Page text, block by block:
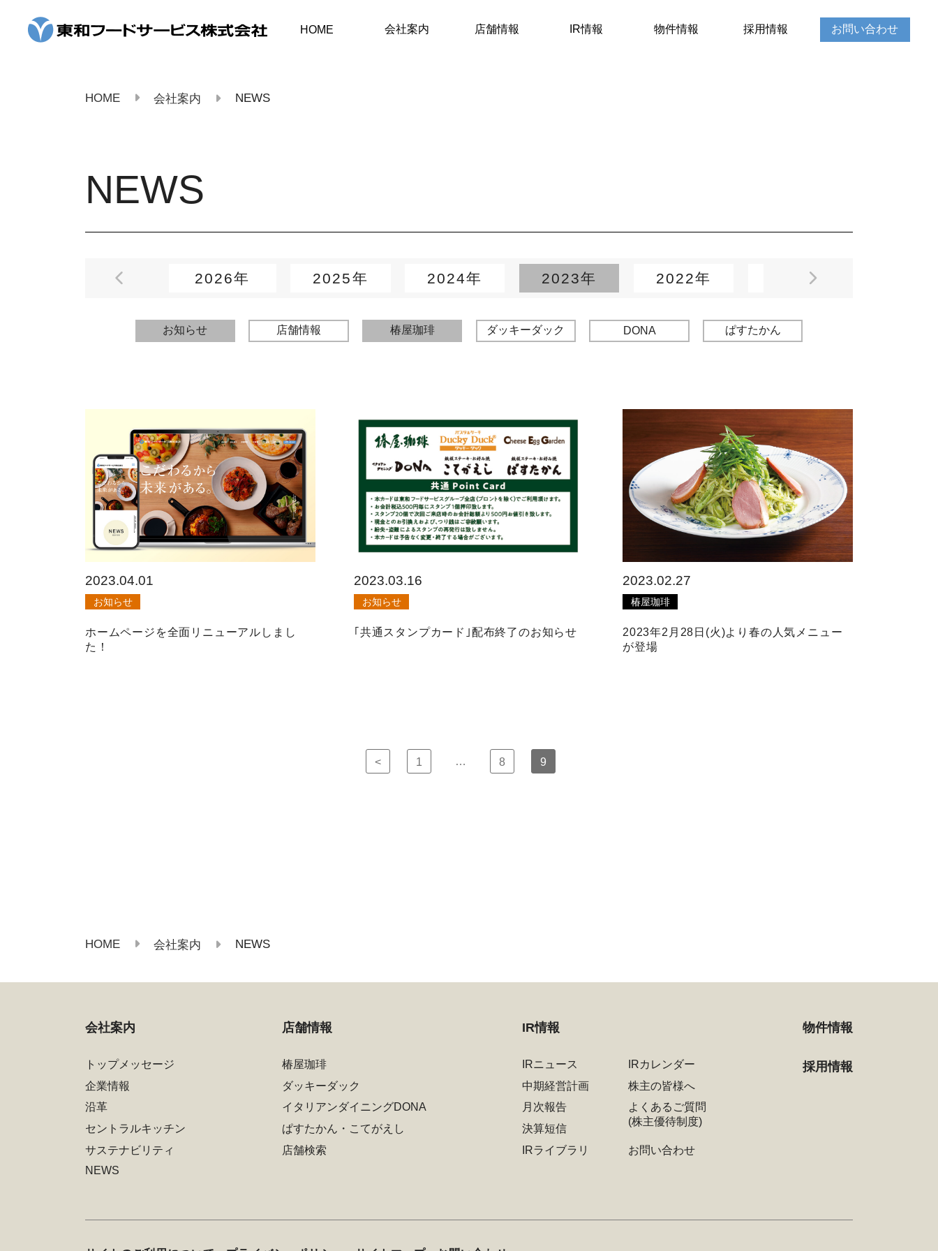
HOME 会社案内 店舗情報 IR情報 物件情報 採用情報 お問い合わせ
HOME 会社案内 NEWS
NEWS
2026年 2025年 2024年 2023年 2022年 2021年
お知らせ 店舗情報 椿屋珈琲 ダッキーダック DONA ぱすたかん
2023.04.01
お知らせ
ホームページを全面リニューアルしまし
た！
2023.03.16
お知らせ
｢共通スタンプカード｣配布終了のお知らせ
2023.02.27
椿屋珈琲
2023年2月28日(火)より春の人気メニュー
が登場
< 1 … 8 9
HOME 会社案内 NEWS
会社案内
トップメッセージ
企業情報
沿革
セントラルキッチン
サステナビリティ
NEWS
店舗情報
椿屋珈琲
ダッキーダック
イタリアンダイニングDONA
ぱすたかん・こてがえし
店舗検索
IR情報
IRニュース
IRカレンダー
中期経営計画
株主の皆様へ
月次報告
決算短信
よくあるご質問
(株主優待制度)
IRライブラリ お問い合わせ
物件情報
採用情報